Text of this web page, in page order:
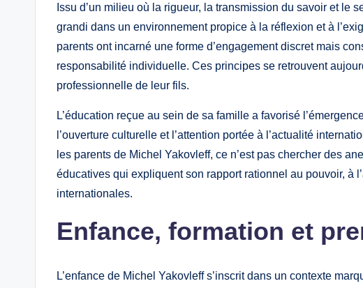
Issu d’un milieu où la rigueur, la transmission du savoir et le
grandi dans un environnement propice à la réflexion et à
parents ont incarné une forme d’engagement discret mais
responsabilité individuelle. Ces principes se retrouvent
professionnelle de leur fils.
L’éducation reçue au sein de sa famille a favorisé
l’ouverture culturelle et l’attention portée à l’actualité
les parents de Michel Yakovleff, ce n’est pas chercher des
éducatives qui expliquent son rapport rationnel au pouvoir, à
internationales.
Enfance, formation et
L’enfance de Michel Yakovleff s’inscrit dans un contexte